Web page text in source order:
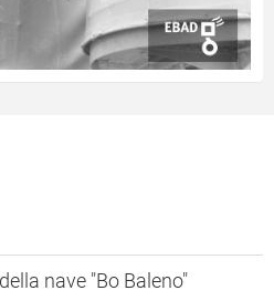
nave "Bo Baleno"